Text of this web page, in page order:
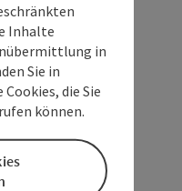
Inhalte
in
Sie in
die Sie
können.